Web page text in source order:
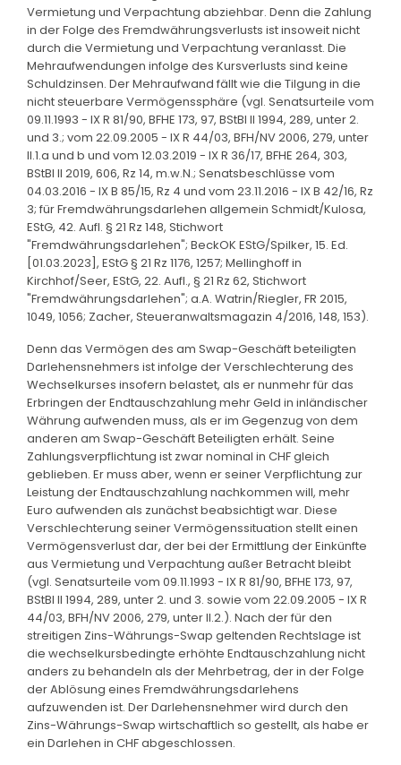
Vermietung und Verpachtung abziehbar. Denn die Zahlung
in der Folge des Fremdwährungsverlusts ist insoweit nicht
durch die Vermietung und Verpachtung veranlasst. Die
Mehraufwendungen infolge des Kursverlusts sind keine
Schuldzinsen. Der Mehraufwand fällt wie die Tilgung in die
nicht steuerbare Vermögenssphäre (vgl. Senatsurteile vom
09.11.1993 - IX R 81/90, BFHE 173, 97, BStBl II 1994, 289, unter 2.
und 3.; vom 22.09.2005 - IX R 44/03, BFH/NV 2006, 279, unter
II.1.a und b und vom 12.03.2019 - IX R 36/17, BFHE 264, 303,
BStBl II 2019, 606, Rz 14, m.w.N.; Senatsbeschlüsse vom
04.03.2016 - IX B 85/15, Rz 4 und vom 23.11.2016 - IX B 42/16, Rz
3; für Fremdwährungsdarlehen allgemein Schmidt/Kulosa,
EStG, 42. Aufl. § 21 Rz 148, Stichwort
"Fremdwährungsdarlehen"; BeckOK EStG/Spilker, 15. Ed.
[01.03.2023], EStG § 21 Rz 1176, 1257; Mellinghoff in
Kirchhof/Seer, EStG, 22. Aufl., § 21 Rz 62, Stichwort
"Fremdwährungsdarlehen"; a.A. Watrin/Riegler, FR 2015,
1049, 1056; Zacher, Steueranwaltsmagazin 4/2016, 148, 153).
Denn das Vermögen des am Swap-Geschäft beteiligten
Darlehensnehmers ist infolge der Verschlechterung des
Wechselkurses insofern belastet, als er nunmehr für das
Erbringen der Endtauschzahlung mehr Geld in inländischer
Währung aufwenden muss, als er im Gegenzug von dem
anderen am Swap-Geschäft Beteiligten erhält. Seine
Zahlungsverpflichtung ist zwar nominal in CHF gleich
geblieben. Er muss aber, wenn er seiner Verpflichtung zur
Leistung der Endtauschzahlung nachkommen will, mehr
Euro aufwenden als zunächst beabsichtigt war. Diese
Verschlechterung seiner Vermögenssituation stellt einen
Vermögensverlust dar, der bei der Ermittlung der Einkünfte
aus Vermietung und Verpachtung außer Betracht bleibt
(vgl. Senatsurteile vom 09.11.1993 - IX R 81/90, BFHE 173, 97,
BStBl II 1994, 289, unter 2. und 3. sowie vom 22.09.2005 - IX R
44/03, BFH/NV 2006, 279, unter II.2.). Nach der für den
streitigen Zins-Währungs-Swap geltenden Rechtslage ist
die wechselkursbedingte erhöhte Endtauschzahlung nicht
anders zu behandeln als der Mehrbetrag, der in der Folge
der Ablösung eines Fremdwährungsdarlehens
aufzuwenden ist. Der Darlehensnehmer wird durch den
Zins-Währungs-Swap wirtschaftlich so gestellt, als habe er
ein Darlehen in CHF abgeschlossen.